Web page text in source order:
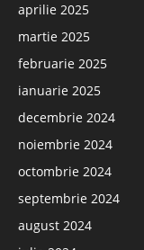
aprilie 2025
martie 2025
februarie 2025
ianuarie 2025
decembrie 2024
noiembrie 2024
octombrie 2024
septembrie 2024
august 2024